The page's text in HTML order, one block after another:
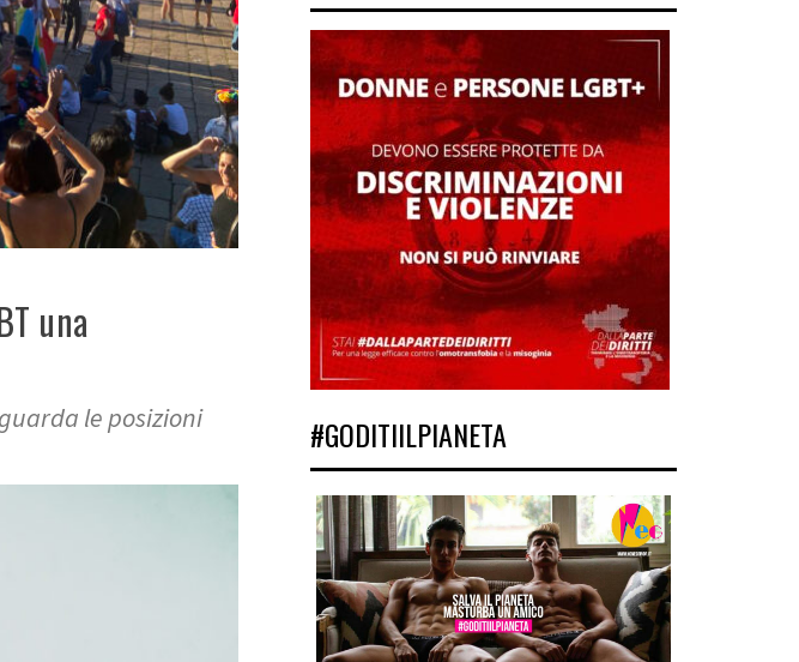
una
le posizioni #GODITIILPIANETA